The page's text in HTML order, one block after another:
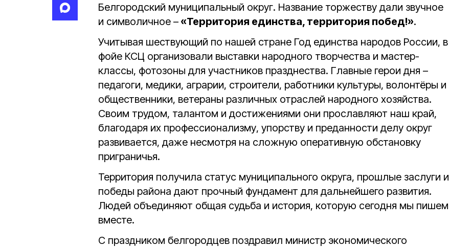
Белгородский муниципальный округ. Название торжеству дали звучное
и символичное – «Территория единства, территория побед!».
Учитывая шествующий по нашей стране Год единства народов России, в
фойе КСЦ организовали выставки народного творчества и мастер-
классы, фотозоны для участников празднества. Главные герои дня –
педагоги, медики, аграрии, строители, работники культуры, волонтёры и
общественники, ветераны различных отраслей народного хозяйства.
Своим трудом, талантом и достижениями они прославляют наш край,
благодаря их профессионализму, упорству и преданности делу округ
развивается, даже несмотря на сложную оперативную обстановку
приграничья.
Территория получила статус муниципального округа, прошлые заслуги и
победы района дают прочный фундамент для дальнейшего развития.
Людей объединяют общая судьба и история, которую сегодня мы пишем
вместе.
С праздником белгородцев поздравил министр экономического